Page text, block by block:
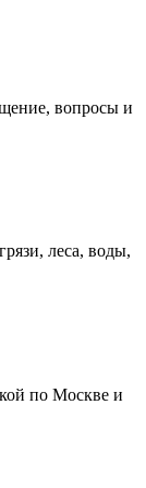
вопросы и
леса, воды,
по Москве и